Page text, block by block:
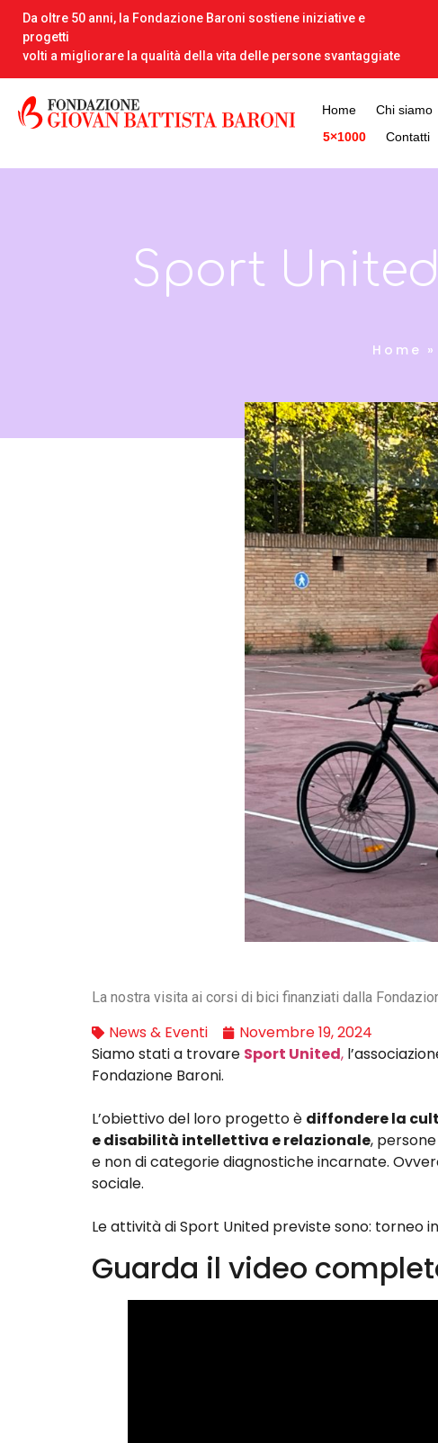
Da oltre 50 anni, la Fondazione Baroni sostiene iniziative e
progetti
volti a migliorare la qualità della vita delle persone svantaggiate
Home Chi siamo
5×1000
Contatti
Sport
Home »
La nostra visita ai corsi di bici finanziati dalla
News & Eventi
Novembre 19, 2024
Siamo stati a trovare Sport United,
Fondazione Baroni.
L’obiettivo del loro progetto è diffondere la
e disabilità intellettiva e relazionale,
e non di categorie diagnostiche incarnate.
sociale.
Le attività di Sport United previste sono: torneo
Guarda il video